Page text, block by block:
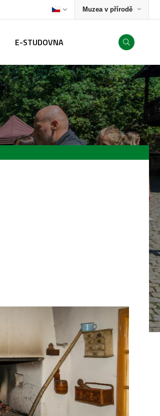
Muzea v přírodě
E-STUDOVNA